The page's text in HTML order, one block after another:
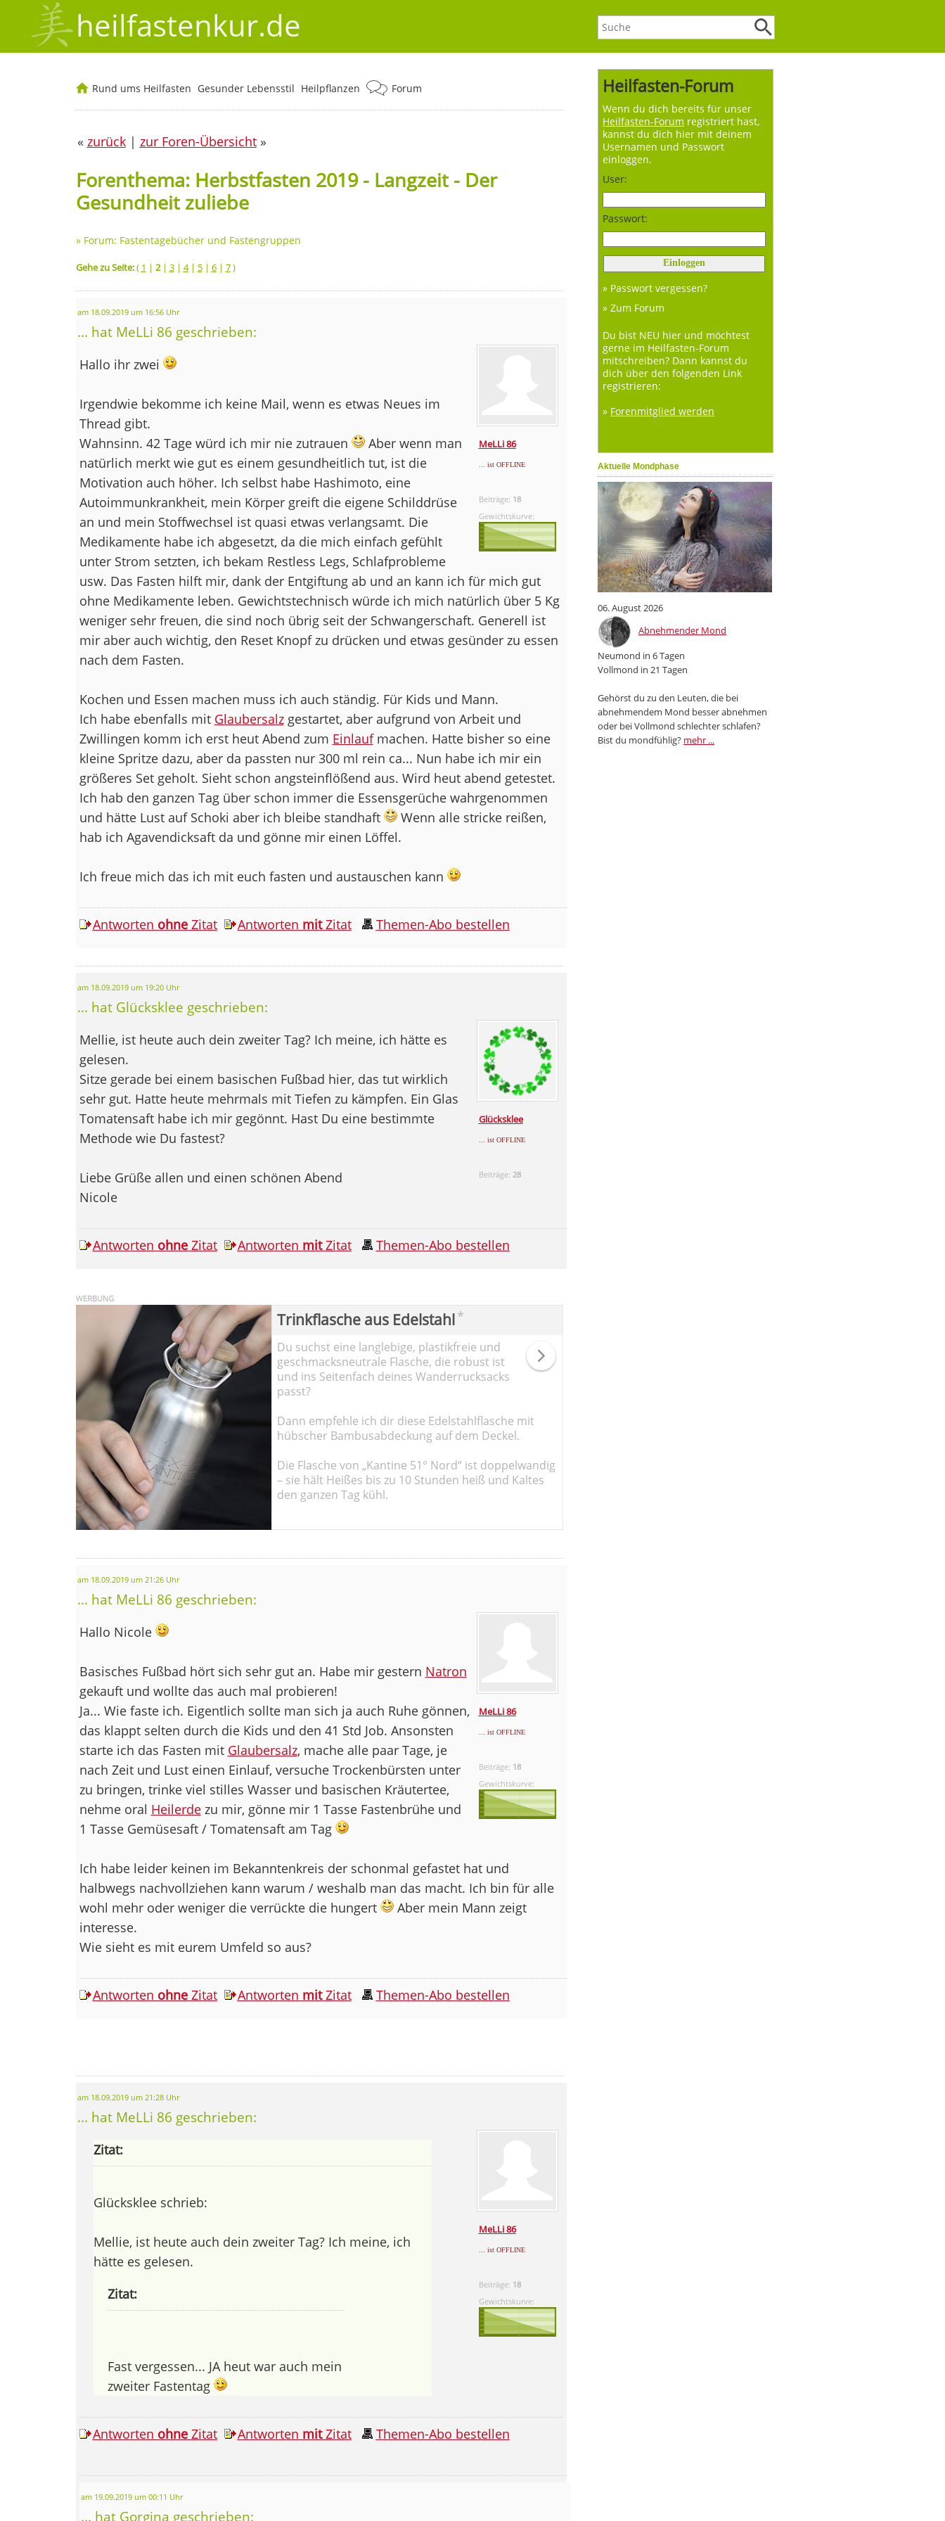
heilfastenkur.de
Heilfasten-Forum
Wenn du dich bereits für unser
Heilfasten-Forum registriert hast,
kannst du dich hier mit deinem
Usernamen und Passwort
einloggen.
User:
Passwort:
» Passwort vergessen?
» Zum Forum
Du bist NEU hier und möchtest
gerne im Heilfasten-Forum
mitschreiben? Dann kannst du
dich über den folgenden Link
registrieren:
» Forenmitglied werden
Aktuelle Mondphase
06. August 2026
Abnehmender Mond
Neumond in 6 Tagen
Vollmond in 21 Tagen
Gehörst du zu den Leuten, die bei
abnehmendem Mond besser abnehmen
oder bei Vollmond schlechter schlafen?
Bist du mondfühlig? mehr ...
Rund ums Heilfasten Gesunder Lebensstil Heilpflanzen Forum
« zurück| zur Foren-Übersicht»
Forenthema: Herbstfasten 2019 - Langzeit - Der
Gesundheit zuliebe
» Forum: Fastentagebücher und Fastengruppen
Gehe zu Seite:( 1 | 2| 3| 4| 5| 6| 7)
am 18.09.2019 um 16:56 Uhr
... hat MeLLi 86 geschrieben:
MeLLi 86
... ist OFFLINE
Beiträge: 18
Gewichtskurve:
Hallo ihr zwei
Irgendwie bekomme ich keine Mail, wenn es etwas Neues im
Thread gibt.
Wahnsinn. 42 Tage würd ich mir nie zutrauen
Aber wenn man
natürlich merkt wie gut es einem gesundheitlich tut, ist die
Motivation auch höher. Ich selbst habe Hashimoto, eine
Autoimmunkrankheit, mein Körper greift die eigene Schilddrüse
an und mein Stoffwechsel ist quasi etwas verlangsamt. Die
Medikamente habe ich abgesetzt, da die mich einfach gefühlt
unter Strom setzten, ich bekam Restless Legs, Schlafprobleme
usw. Das Fasten hilft mir, dank der Entgiftung ab und an kann ich für mich gut
ohne Medikamente leben. Gewichtstechnisch würde ich mich natürlich über 5 Kg
weniger sehr freuen, die sind noch übrig seit der Schwangerschaft. Generell ist
mir aber auch wichtig, den Reset Knopf zu drücken und etwas gesünder zu essen
nach dem Fasten.
Kochen und Essen machen muss ich auch ständig. Für Kids und Mann.
Ich habe ebenfalls mit Glaubersalzgestartet, aber aufgrund von Arbeit und
Zwillingen komm ich erst heut Abend zum Einlaufmachen. Hatte bisher so eine
kleine Spritze dazu, aber da passten nur 300 ml rein ca... Nun habe ich mir ein
größeres Set geholt. Sieht schon angsteinflößend aus. Wird heut abend getestet.
Ich hab den ganzen Tag über schon immer die Essensgerüche wahrgenommen
und hätte Lust auf Schoki aber ich bleibe standhaft
Wenn alle stricke reißen,
hab ich Agavendicksaft da und gönne mir einen Löffel.
Ich freue mich das ich mit euch fasten und austauschen kann
Antworten ohneZitat Antworten mitZitat Themen-Abo bestellen
am 18.09.2019 um 19:20 Uhr
... hat Glücksklee geschrieben:
Glücksklee
... ist OFFLINE
Beiträge: 28
Mellie, ist heute auch dein zweiter Tag? Ich meine, ich hätte es
gelesen.
Sitze gerade bei einem basischen Fußbad hier, das tut wirklich
sehr gut. Hatte heute mehrmals mit Tiefen zu kämpfen. Ein Glas
Tomatensaft habe ich mir gegönnt. Hast Du eine bestimmte
Methode wie Du fastest?
Liebe Grüße allen und einen schönen Abend
Nicole
Antworten ohneZitat Antworten mitZitat Themen-Abo bestellen
Trinkflasche aus Edelstahl*
Du suchst eine langlebige, plastikfreie und
geschmacksneutrale Flasche, die robust ist
und ins Seitenfach deines Wanderrucksacks
passt?
Dann empfehle ich dir diese Edelstahlflasche mit
hübscher Bambusabdeckung auf dem Deckel.
Die Flasche von „Kantine 51° Nord“ ist doppelwandig
– sie hält Heißes bis zu 10 Stunden heiß und Kaltes
den ganzen Tag kühl.
am 18.09.2019 um 21:26 Uhr
... hat MeLLi 86 geschrieben:
MeLLi 86
... ist OFFLINE
Beiträge: 18
Gewichtskurve:
Hallo Nicole
Basisches Fußbad hört sich sehr gut an. Habe mir gestern Natron
gekauft und wollte das auch mal probieren!
Ja... Wie faste ich. Eigentlich sollte man sich ja auch Ruhe gönnen,
das klappt selten durch die Kids und den 41 Std Job. Ansonsten
starte ich das Fasten mit Glaubersalz, mache alle paar Tage, je
nach Zeit und Lust einen Einlauf, versuche Trockenbürsten unter
zu bringen, trinke viel stilles Wasser und basischen Kräutertee,
nehme oral Heilerdezu mir, gönne mir 1 Tasse Fastenbrühe und
1 Tasse Gemüsesaft / Tomatensaft am Tag
Ich habe leider keinen im Bekanntenkreis der schonmal gefastet hat und
halbwegs nachvollziehen kann warum / weshalb man das macht. Ich bin für alle
wohl mehr oder weniger die verrückte die hungert
Aber mein Mann zeigt
interesse.
Wie sieht es mit eurem Umfeld so aus?
Antworten ohneZitat Antworten mitZitat Themen-Abo bestellen
am 18.09.2019 um 21:28 Uhr
... hat MeLLi 86 geschrieben:
MeLLi 86
... ist OFFLINE
Beiträge: 18
Gewichtskurve:
Zitat:
Glücksklee schrieb:
Mellie, ist heute auch dein zweiter Tag? Ich meine, ich
hätte es gelesen.
Zitat:
Fast vergessen... JA heut war auch mein
zweiter Fastentag
Antworten ohneZitat Antworten mitZitat Themen-Abo bestellen
am 19.09.2019 um 00:11 Uhr
... hat Gorgina geschrieben: